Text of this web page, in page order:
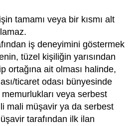
tamamı veya bir kısmı alt
iş deneyimini göstermek
tüzel kişiliğin yarısından
ortağına ait olması halinde,
ticaret odası bünyesinde
veya serbest
mali müşavir ya da serbest
tarafından ilk ilan